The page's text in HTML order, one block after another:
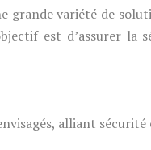
variété de
est d’assurer la
alliant sécurité